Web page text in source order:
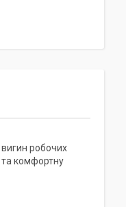
робочих
та комфортну